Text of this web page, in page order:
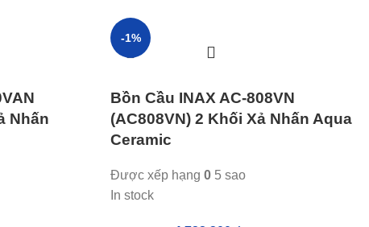
Nhấn
-1%
Bồn Cầu INAX AC-808VN
(AC808VN) 2 Khối Xả Nhấn Aqua
Ceramic
Được xếp hạng 0 5 sao
In stock